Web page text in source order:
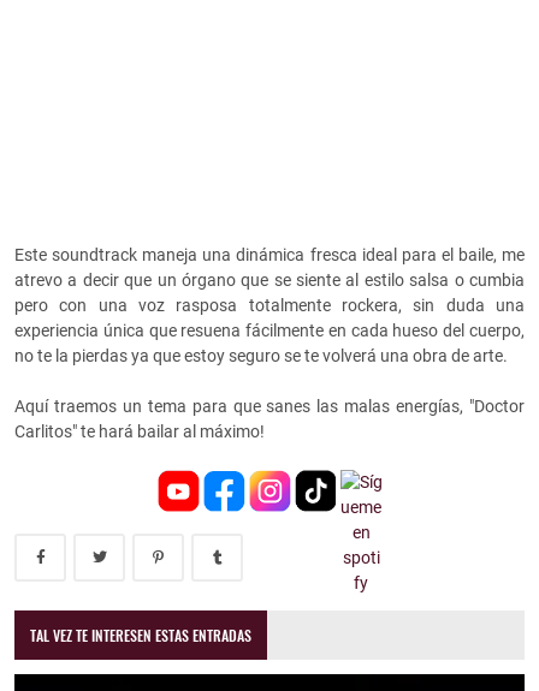
Este soundtrack maneja una dinámica fresca ideal para el baile, me
atrevo a decir que un órgano que se siente al estilo salsa o cumbia
pero con una voz rasposa totalmente rockera, sin duda una
experiencia única que resuena fácilmente en cada hueso del cuerpo,
no te la pierdas ya que estoy seguro se te volverá una obra de arte.
Aquí traemos un tema para que sanes las malas energías, "Doctor
Carlitos" te hará bailar al máximo!
TAL VEZ TE INTERESEN ESTAS ENTRADAS